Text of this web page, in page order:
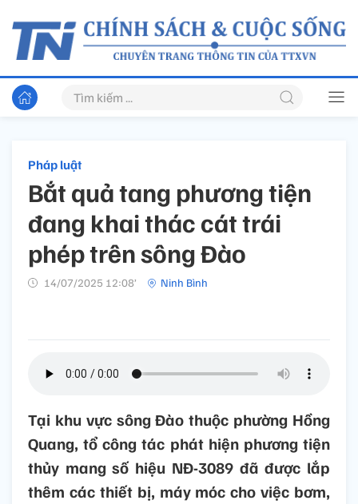
Pháp luật
Bắt quả tang phương tiện
đang khai thác cát trái
phép trên sông Đào
14/07/2025 12:08’ Ninh Bình
Tại khu vực sông Đào thuộc phường Hồng
Quang, tổ công tác phát hiện phương tiện
thủy mang số hiệu NĐ-3089 đã được lắp
thêm các thiết bị, máy móc cho việc bơm,